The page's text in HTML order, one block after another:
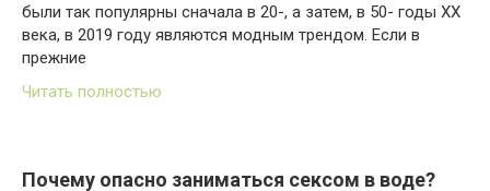
были так популярны сначала в 20-, а затем, в 50- годы XX
века, в 2019 году являются модным трендом. Если в
прежние
Читать полностью
Почему опасно заниматься сексом в воде?